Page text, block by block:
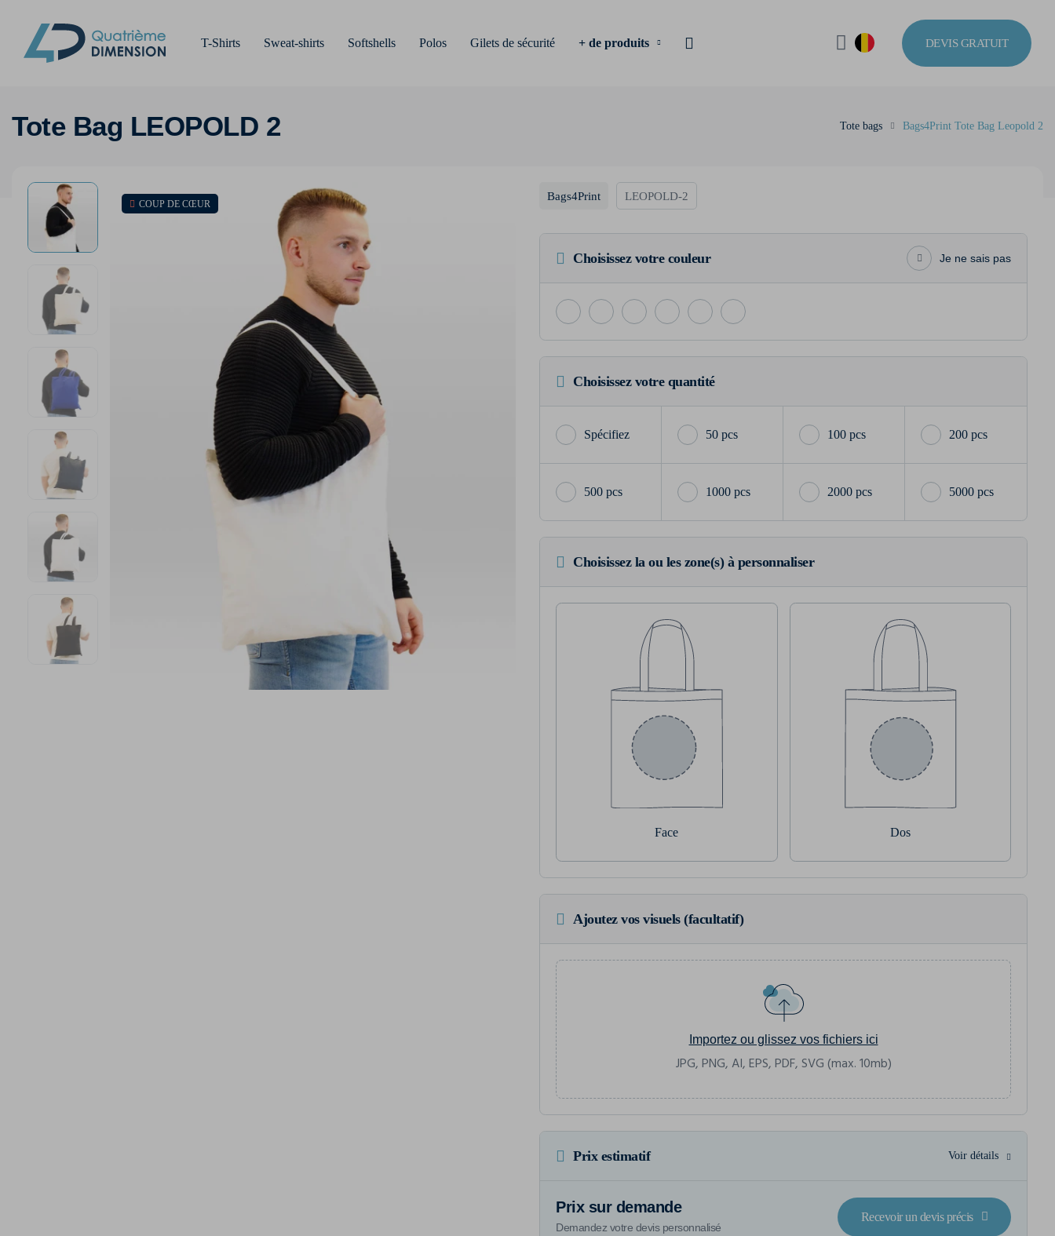
T-Shirts Sweat-shirts Softshells Polos Gilets de sécurité + de produits DEVIS GRATUIT
Tote Bag LEOPOLD 2 Tote bags Bags4Print Tote Bag Leopold 2
COUP DE CŒUR
Bags4Print LEOPOLD-2
Choisissez votre couleur Je ne sais pas
Choisissez votre quantité
50 pcs 100 pcs 200 pcs
500 pcs 1000 pcs 2000 pcs 5000 pcs
Choisissez la ou les zone(s) à personnaliser
Face Dos
Ajoutez vos visuels (facultatif)
Importez ou glissez vos fichiers ici
JPG, PNG, AI, EPS, PDF, SVG (max. 10mb)
Prix estimatif Voir détails
Prix sur demande
Demandez votre devis personnalisé
Recevoir un devis précis